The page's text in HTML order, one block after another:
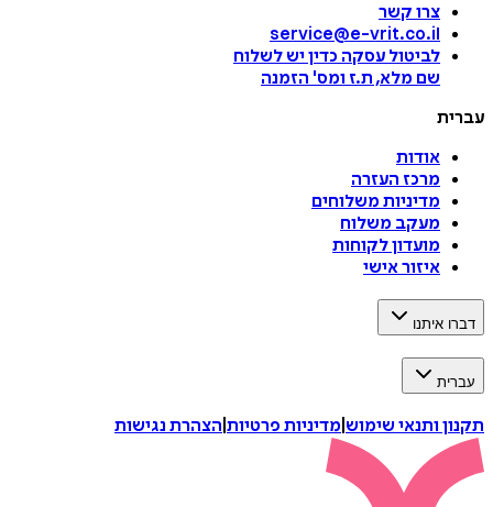
צרו קשר
service@e-vrit.co.il
לביטול עסקה כדין יש לשלוח
שם מלא, ת.ז ומס' הזמנה
עברית
אודות
מרכז העזרה
מדיניות משלוחים
מעקב משלוח
מועדון לקוחות
איזור אישי
דברו איתנו
עברית
תקנון ותנאי שימוש מדיניות פרטיות הצהרת נגישות